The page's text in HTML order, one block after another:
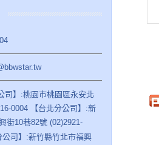
】:桃園市桃園區永安北
0004 【台北分公司】:新
街10巷82號 (02)2921-
公司】:新竹縣竹北市福興